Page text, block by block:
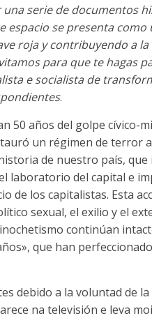
serie de documentos
espacio se presenta
roja y contribuyendo a
para que te hagas
e socialista de
.
50 años del golpe cívico-
un régimen de terror
de nuestro país, que
laboratorio del capital e
de los capitalistas. Esta
sexual, el exilio y el
continúan
, que han
debido a la voluntad de
na televisión e leva